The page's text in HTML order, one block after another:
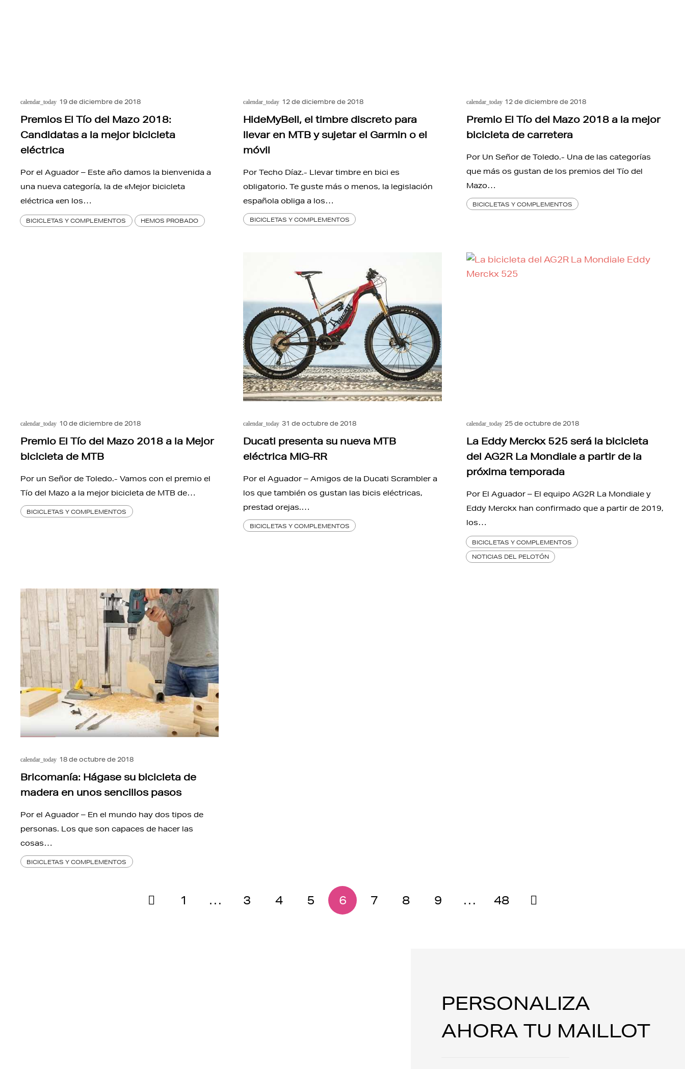
calendar_today 19 de diciembre de 2018
Premios El Tío del Mazo 2018:
Candidatas a la mejor bicicleta
eléctrica
Por el Aguador – Este año damos la bienvenida a
una nueva categoría, la de «Mejor bicicleta
eléctrica «en los…
BICICLETAS Y COMPLEMENTOS HEMOS PROBADO
calendar_today 12 de diciembre de 2018
HideMyBell, el timbre discreto para
llevar en MTB y sujetar el Garmin o el
móvil
Por Techo Díaz.- Llevar timbre en bici es
obligatorio. Te guste más o menos, la legislación
española obliga a los…
BICICLETAS Y COMPLEMENTOS
calendar_today 12 de diciembre de 2018
Premio El Tío del Mazo 2018 a la mejor
bicicleta de carretera
Por Un Señor de Toledo.- Una de las categorías
que más os gustan de los premios del Tío del
Mazo…
BICICLETAS Y COMPLEMENTOS
calendar_today 10 de diciembre de 2018
Premio El Tío del Mazo 2018 a la Mejor
bicicleta de MTB
Por un Señor de Toledo.- Vamos con el premio el
Tío del Mazo a la mejor bicicleta de MTB de…
BICICLETAS Y COMPLEMENTOS
calendar_today 31 de octubre de 2018
Ducati presenta su nueva MTB
eléctrica MIG-RR
Por el Aguador – Amigos de la Ducati Scrambler a
los que también os gustan las bicis eléctricas,
prestad orejas.…
BICICLETAS Y COMPLEMENTOS
calendar_today 25 de octubre de 2018
La Eddy Merckx 525 será la bicicleta
del AG2R La Mondiale a partir de la
próxima temporada
Por El Aguador – El equipo AG2R La Mondiale y
Eddy Merckx han confirmado que a partir de 2019,
los…
BICICLETAS Y COMPLEMENTOS
NOTICIAS DEL PELOTÓN
calendar_today 18 de octubre de 2018
Bricomanía: Hágase su bicicleta de
madera en unos sencillos pasos
Por el Aguador – En el mundo hay dos tipos de
personas. Los que son capaces de hacer las
cosas…
BICICLETAS Y COMPLEMENTOS
1 … 3 4 5 6 7 8 9 … 48
PERSONALIZA
AHORA TU MAILLOT